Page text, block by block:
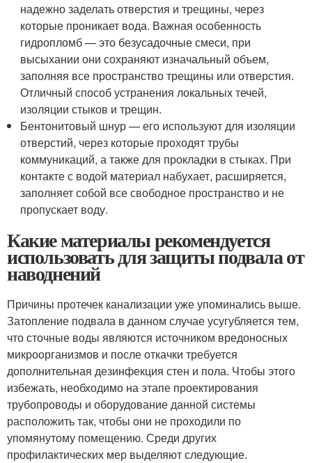
надежно заделать отверстия и трещины, через
которые проникает вода. Важная особенность
гидропломб — это безусадочные смеси, при
высыхании они сохраняют изначальный объем,
заполняя все пространство трещины или отверстия.
Отличный способ устранения локальных течей,
изоляции стыков и трещин.
Бентонитовый шнур — его используют для изоляции
отверстий, через которые проходят трубы
коммуникаций, а также для прокладки в стыках. При
контакте с водой материал набухает, расширяется,
заполняет собой все свободное пространство и не
пропускает воду.
Какие материалы рекомендуется
использовать для защиты подвала от
наводнений
Причины протечек канализации уже упоминались выше.
Затопление подвала в данном случае усугубляется тем,
что сточные воды являются источником вредоносных
микроорганизмов и после откачки требуется
дополнительная дезинфекция стен и пола. Чтобы этого
избежать, необходимо на этапе проектирования
трубопроводы и оборудование данной системы
расположить так, чтобы они не проходили по
упомянутому помещению. Среди других
профилактических мер выделяют следующие.